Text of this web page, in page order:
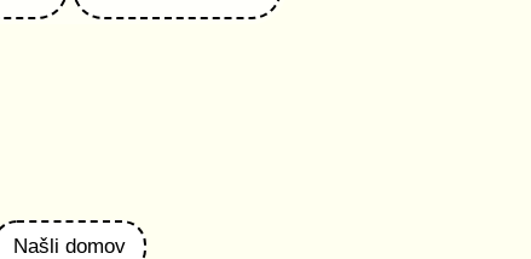
Našli domov